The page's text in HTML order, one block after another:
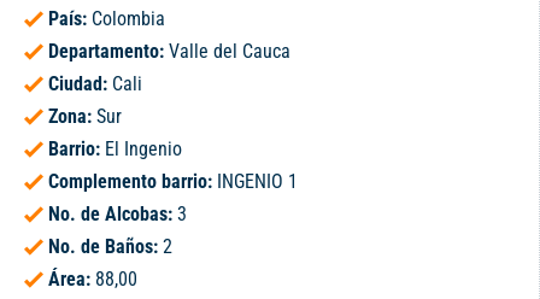
País: Colombia
Departamento: Valle del Cauca
Ciudad: Cali
Zona: Sur
Barrio: El Ingenio
Complemento barrio: INGENIO 1
No. de Alcobas: 3
No. de Baños: 2
Área: 88,00